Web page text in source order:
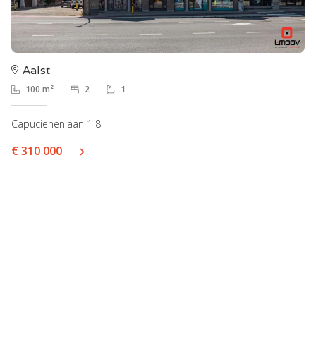
Aalst
100 m² 2 1
Capucienenlaan 1 8
€ 310 000